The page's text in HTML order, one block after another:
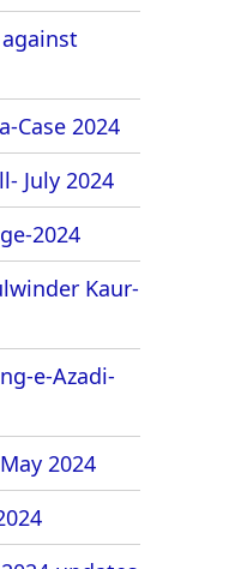
Case 2024
July 2024
2024
Kaur-
e-Azadi-
2024